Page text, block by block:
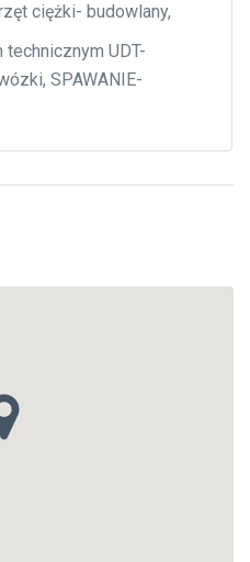
ciężki- budowlany,
UDT-
SPAWANIE-